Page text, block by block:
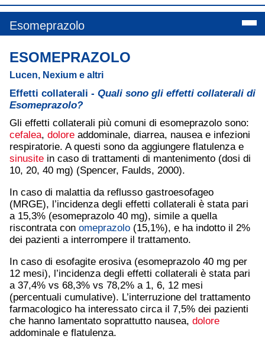
Esomeprazolo
ESOMEPRAZOLO
Lucen, Nexium e altri
Effetti collaterali - Quali sono gli effetti collaterali di
Esomeprazolo?
Gli effetti collaterali più comuni di esomeprazolo sono:
cefalea, dolore addominale, diarrea, nausea e infezioni
respiratorie. A questi sono da aggiungere flatulenza e
sinusite in caso di trattamenti di mantenimento (dosi di
10, 20, 40 mg) (Spencer, Faulds, 2000).
In caso di malattia da reflusso gastroesofageo
(MRGE), l’incidenza degli effetti collaterali è stata pari
a 15,3% (esomeprazolo 40 mg), simile a quella
riscontrata con omeprazolo (15,1%), e ha indotto il 2%
dei pazienti a interrompere il trattamento.
In caso di esofagite erosiva (esomeprazolo 40 mg per
12 mesi), l’incidenza degli effetti collaterali è stata pari
a 37,4% vs 68,3% vs 78,2% a 1, 6, 12 mesi
(percentuali cumulative). L’interruzione del trattamento
farmacologico ha interessato circa il 7,5% dei pazienti
che hanno lamentato soprattutto nausea, dolore
addominale e flatulenza.